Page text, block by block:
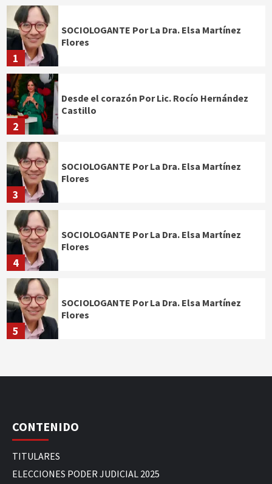
1
SOCIOLOGANTE Por La Dra. Elsa Martínez
Flores
2
Desde el corazón Por Lic. Rocío Hernández
Castillo
3
SOCIOLOGANTE Por La Dra. Elsa Martínez
Flores
4
SOCIOLOGANTE Por La Dra. Elsa Martínez
Flores
5
SOCIOLOGANTE Por La Dra. Elsa Martínez
Flores
CONTENIDO
TITULARES
ELECCIONES PODER JUDICIAL 2025